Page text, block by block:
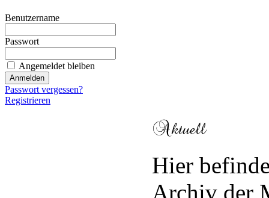
Benutzername
Passwort
Angemeldet bleiben
Passwort vergessen?
Registrieren
Hier
Archiv der